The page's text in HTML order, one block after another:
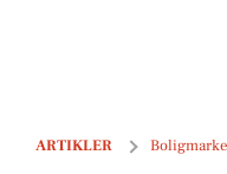
ARTIKLER
Græsholmvænget 8, st.